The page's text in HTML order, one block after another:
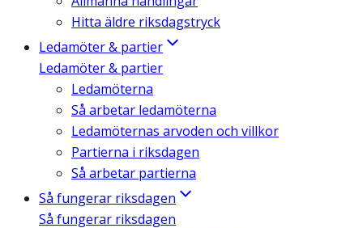
Hitta äldre riksdagstryck
Ledamöter & partier
Ledamöter & partier
Ledamöterna
Så arbetar ledamöterna
Ledamöternas arvoden och villkor
Partierna i riksdagen
Så arbetar partierna
Så fungerar riksdagen
Så fungerar riksdagen